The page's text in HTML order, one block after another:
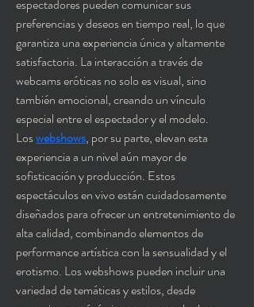
espectadores pueden comunicar sus
preferencias y deseos en tiempo real, lo que
garantiza una experiencia única y altamente
satisfactoria. La interacción a través de
webcams eróticas no solo es visual, sino
también emocional, creando un vínculo
especial entre el espectador y el modelo.
Los webshows, por su parte, elevan esta
experiencia a un nivel aún mayor de
sofisticación y producción. Estos
espectáculos en vivo están cuidadosamente
diseñados para ofrecer un entretenimiento de
alta calidad, combinando elementos de
performance artística con la sensualidad y el
erotismo. Los webshows pueden incluir una
variedad de temáticas y estilos, desde